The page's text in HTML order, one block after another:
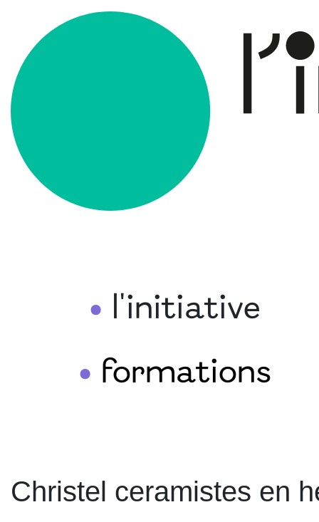
• l'initiative
• formations
Christel ceramistes en